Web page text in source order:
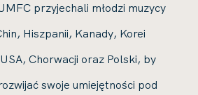
przyjechali młodzi muzycy
Hiszpanii, Kanady, Korei
USA, Chorwacji oraz Polski, by
swoje umiejętności pod